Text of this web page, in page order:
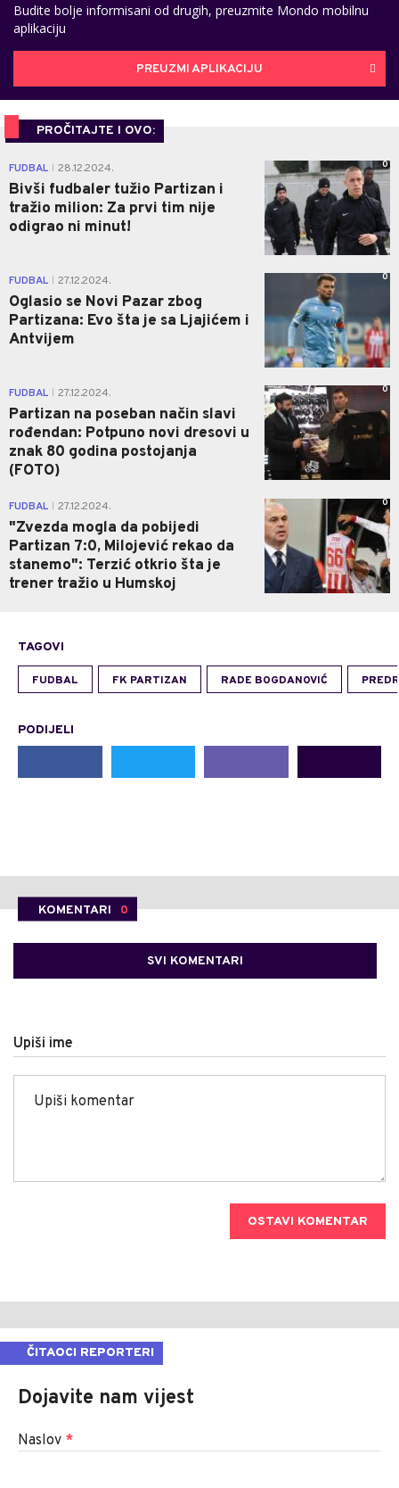
Budite bolje informisani od drugih, preuzmite Mondo mobilnu
aplikaciju
PREUZMI APLIKACIJU
PROČITAJTE I OVO:
FUDBAL 28.12.2024.
Bivši fudbaler tužio Partizan i
tražio milion: Za prvi tim nije
odigrao ni minut!
0
FUDBAL 27.12.2024.
Oglasio se Novi Pazar zbog
Partizana: Evo šta je sa Ljajićem i
Antvijem
0
FUDBAL 27.12.2024.
Partizan na poseban način slavi
rođendan: Potpuno novi dresovi u
znak 80 godina postojanja
(FOTO)
0
FUDBAL 27.12.2024.
"Zvezda mogla da pobijedi
Partizan 7:0, Milojević rekao da
stanemo": Terzić otkrio šta je
trener tražio u Humskoj
0
TAGOVI
FUDBAL FK PARTIZAN RADE BOGDANOVIĆ
PODIJELI
KOMENTARI 0
SVI KOMENTARI
Upiši ime
OSTAVI KOMENTAR
ČITAOCI REPORTERI
Dojavite nam vijest
Naslov *